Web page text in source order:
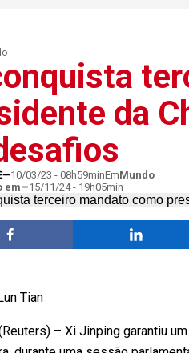
da
10/03/23 - 08h59minEmMundo
em
15/11/24 - 19h05min
Tian
– Xi Jinping garantiu